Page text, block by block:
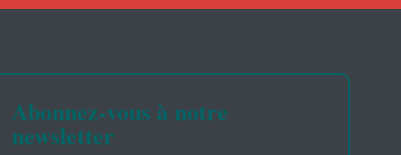
Abonnez-vous à notre
newsletter